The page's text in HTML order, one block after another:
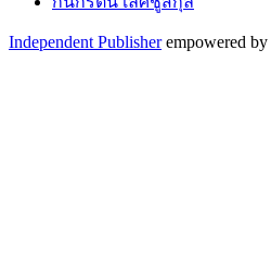
Independent Publisherempowered by